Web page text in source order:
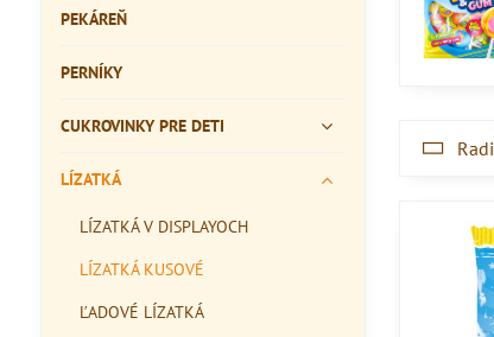
PEKÁREŇ
PERNÍKY
CUKROVINKY PRE DETI
LÍZATKÁ
LÍZATKÁ V DISPLAYOCH
LÍZATKÁ KUSOVÉ
ĽADOVÉ LÍZATKÁ